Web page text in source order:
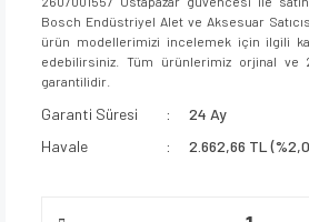
Bosch Endüstriyel Alet ve Aksesuar
ürün modellerimizi incelemek için ilgili
edebilirsiniz. Tüm ürünlerimiz orjinal ve
garantilidir.
Garanti Süresi
24 Ay
Havale
2.662,66 TL